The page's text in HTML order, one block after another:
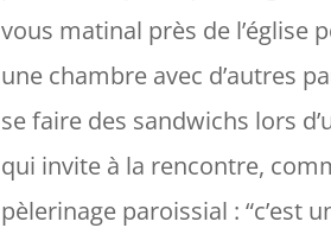
vous matinal près de l’église
une chambre avec d’autres
se faire des sandwichs lors
qui invite à la rencontre,
pèlerinage paroissial : “c’est